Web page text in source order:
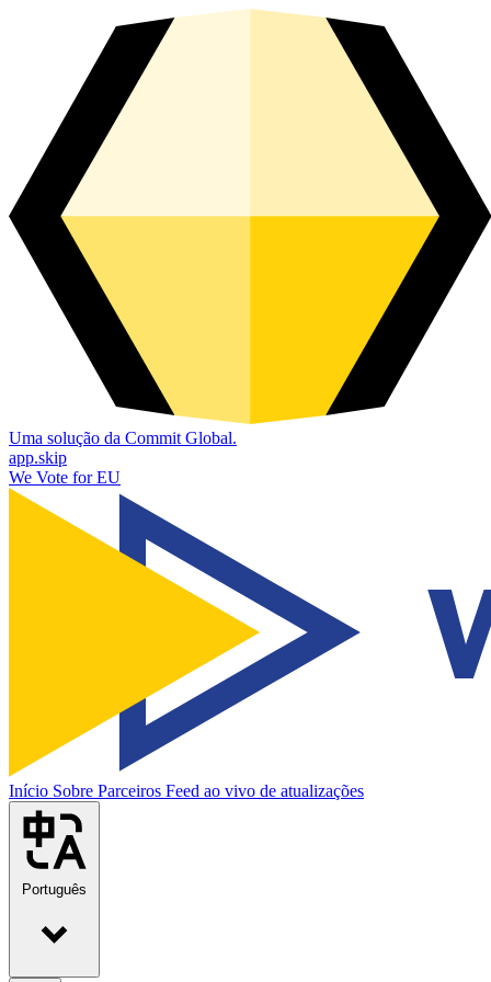
Uma solução da Commit Global.
app.skip
We Vote for EU
Início Sobre Parceiros Feed ao vivo de atualizações
Português